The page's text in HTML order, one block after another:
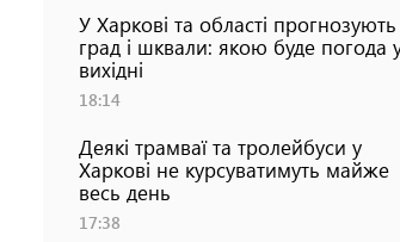
У Харкові та області прогнозують
град і шквали: якою буде погода
вихідні
18:14
Деякі трамваї та тролейбуси у
Харкові не курсуватимуть майже
весь день
17:38